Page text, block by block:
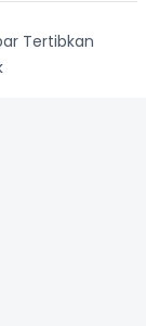
Tertibkan